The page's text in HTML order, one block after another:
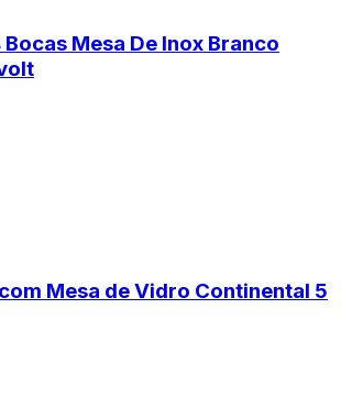
Bocas Mesa De Inox Branco
Mesa de Vidro Continental 5